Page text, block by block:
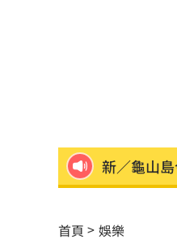
獨／<水玲
毒駕抓不完
首頁 娛樂